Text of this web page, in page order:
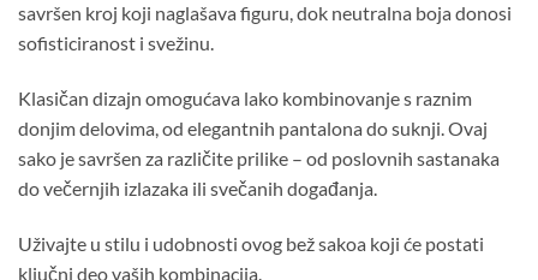
savršen kroj koji naglašava figuru, dok neutralna boja donosi
sofisticiranost i svežinu.
Klasičan dizajn omogućava lako kombinovanje s raznim
donjim delovima, od elegantnih pantalona do suknji. Ovaj
sako je savršen za različite prilike – od poslovnih sastanaka
do večernjih izlazaka ili svečanih događanja.
Uživajte u stilu i udobnosti ovog bež sakoa koji će postati
ključni deo vaših kombinacija.